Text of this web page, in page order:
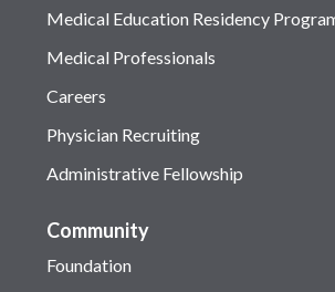
Medical Education Residency
Medical Professionals
Careers
Physician Recruiting
Administrative Fellowship
Community
Foundation